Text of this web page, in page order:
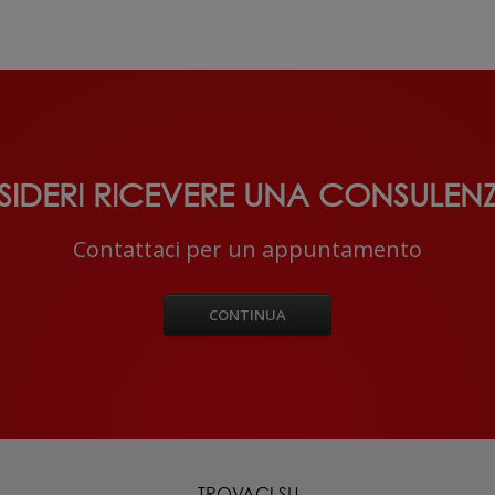
RICEVERE UNA
Contattaci per un appuntamento
CONTINUA